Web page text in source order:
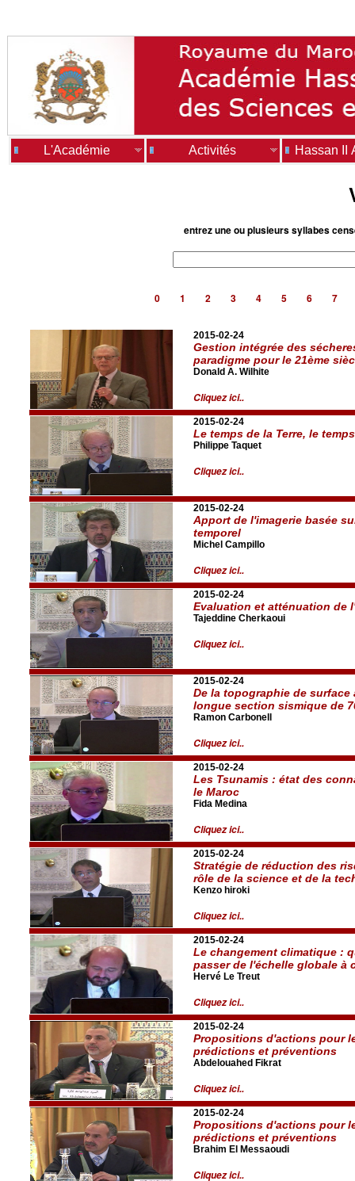
L'Académie Activités Hassan II
entrez une ou plusieurs syllabes
0 1 2 3 4 5 6 7
2015-02-24
Gestion intégrée des
paradigme pour le 21ème
Donald A. Wilhite
Cliquez ici..
2015-02-24
Le temps de la Terre, le
Philippe Taquet
Cliquez ici..
2015-02-24
Apport de l'imagerie basée
temporel
Michel Campillo
Cliquez ici..
2015-02-24
Evaluation et atténuation de
Tajeddine Cherkaoui
Cliquez ici..
2015-02-24
De la topographie de
longue section sismique de
Ramon Carbonell
Cliquez ici..
2015-02-24
Les Tsunamis : état des
le Maroc
Fida Medina
Cliquez ici..
2015-02-24
Stratégie de réduction des
rôle de la science et de la
Kenzo hiroki
Cliquez ici..
2015-02-24
Le changement climatique :
passer de l'échelle globale à
Hervé Le Treut
Cliquez ici..
2015-02-24
Propositions d'actions pour
prédictions et préventions
Abdelouahed Fikrat
Cliquez ici..
2015-02-24
Propositions d'actions pour
prédictions et préventions
Brahim El Messaoudi
Cliquez ici..